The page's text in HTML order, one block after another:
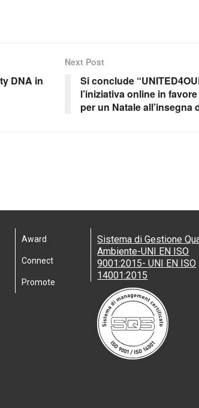
DNA in
Next Post
Si conclude
l’iniziativa online in
per un Natale all’insegna
Award
Connect
Promote
Sistema di Gestione
Ambiente-UNI EN ISO
9001:2015- UNI EN ISO
14001:2015